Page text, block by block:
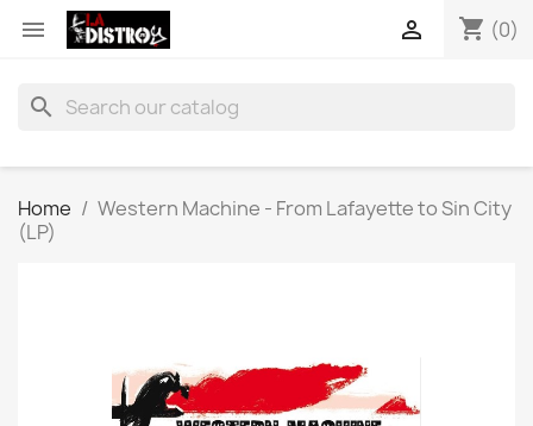
 shopping_cart (0)

search
Home
Western Machine - From Lafayette to Sin City
(LP)